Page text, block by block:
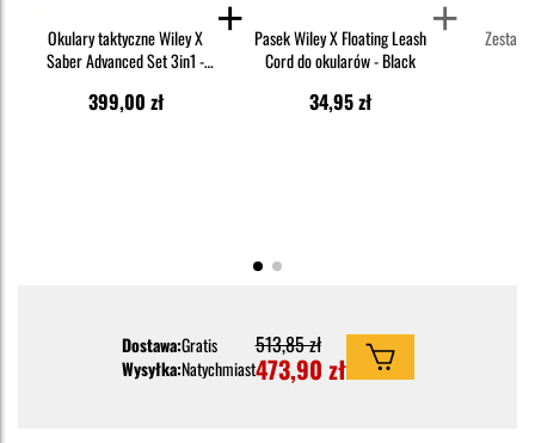
Okulary taktyczne Wiley X
Saber Advanced Set 3in1 -
Black + Anti-Fog Cleaner Kit -
399,00 zł
Pasek Wiley X Floating Leash
Cord do okularów - Black
34,95 zł
Zestaw
Dostawa:Gratis
Wysyłka:Natychmiast
513,85 zł
473,90 zł